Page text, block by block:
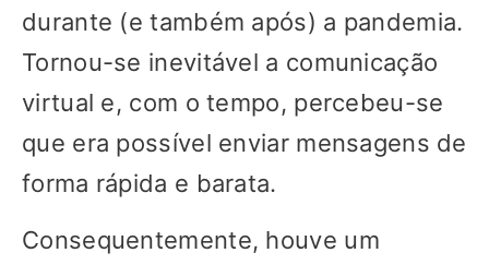
durante (e também após) a pandemia.
Tornou-se inevitável a comunicação
virtual e, com o tempo, percebeu-se
que era possível enviar mensagens de
forma rápida e barata.
Consequentemente, houve um